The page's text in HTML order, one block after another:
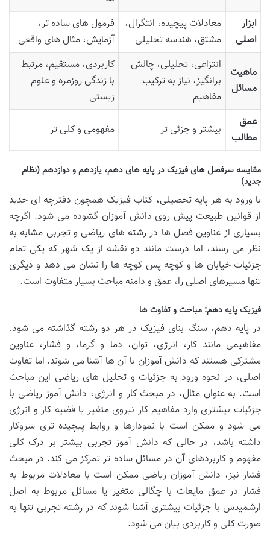
ابزار
اصلی
معادلات پیچیده، انتگرال،
مشتق، هندسه تحلیلی
فرمول های ساده تر،
آزمایش، مثال های واقعی
ماهیت
مسائل
انتزاعی، تحلیلی، چالش
برانگیز، نیاز به ترکیب
مفاهیم
کاربردی، مستقیم، مرتبط
با زندگی روزمره و علوم
زیستی
عمق
مطالب
بیشتر و جزئی تر مفهومی و کلی تر
مقایسه سرفصل های فیزیک در پایه های دهم، یازدهم و دوازدهم (نظام
جدید)
با ورود به هر پایه تحصیلی، کتاب فیزیک همچون دفترچه ای جدید
از قوانین طبیعت پیش روی دانش آموزان گشوده می شود. اگرچه
بسیاری از عناوین فصل ها در رشته های ریاضی و تجربی مشابه به
نظر می رسند، اما درست مانند دو نقشه از یک شهر که یکی تمام
جزئیات خیابان ها و کوچه پس کوچه ها را نشان می دهد و دیگری
تنها مسیرهای اصلی را، عمق و دامنه مباحث بسیار متفاوت است.
فیزیک پایه دهم: مباحث و تفاوت ها
در پایه دهم، سنگ بنای فیزیک در هر دو رشته گذاشته می شود.
مفاهیمی مانند کار، انرژی، توان، دما و گرما، و فشار، عناوین
مشترکی هستند که دانش آموزان با آن ها آشنا می شوند. اما تفاوت
اصلی، در نحوه ورود به جزئیات و تحلیل های ریاضی این مباحث
است. به عنوان مثال، در مبحث کار و انرژی، دانش آموز ریاضی با
جزئیات بیشتری وارد مفاهیم کار نیروی متغیر یا قضیه کار و انرژی
می شود و ممکن است با نمودارها و روابط پیچیده تری سروکار
داشته باشد، در حالی که دانش آموز تجربی بیشتر بر درک کلی
مفهوم و کاربردهای آن در مسائل ساده تر تمرکز می کند. در مبحث
فشار نیز، دانش آموزان ریاضی ممکن است با معادلات مربوط به
فشار در عمق مایعات با چگالی متغیر یا مسائل مربوط به اصل
ارشمیدس با جزئیات بیشتری آشنا شوند که در رشته تجربی تنها به
صورت کلی و کاربردی بیان می شود.